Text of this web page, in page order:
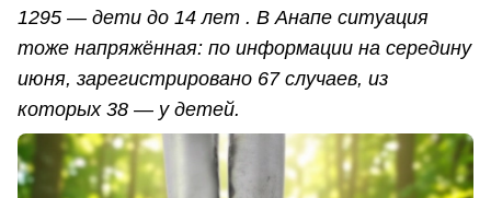
1295 — дети до 14 лет . В Анапе ситуация
тоже напряжённая: по информации на середину
июня, зарегистрировано 67 случаев, из
которых 38 — у детей.